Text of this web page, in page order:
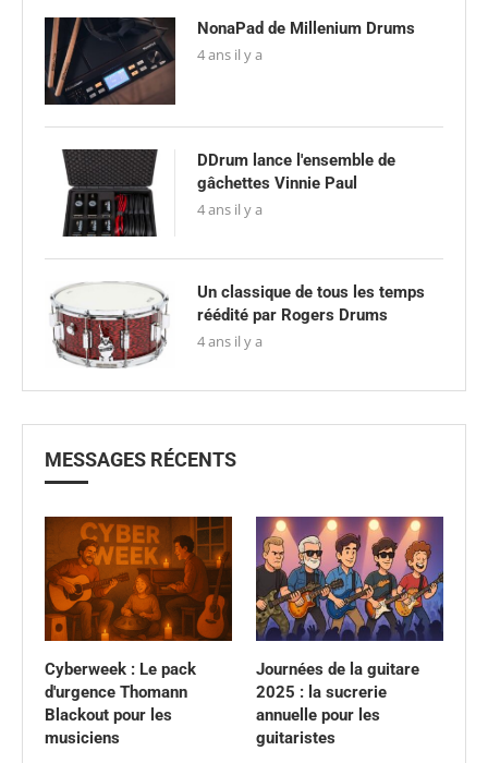
NonaPad de Millenium Drums
4 ans il y a
DDrum lance l'ensemble de
gâchettes Vinnie Paul
4 ans il y a
Un classique de tous les temps
réédité par Rogers Drums
4 ans il y a
MESSAGES RÉCENTS
Cyberweek : Le pack
d'urgence Thomann
Blackout pour les
musiciens
Journées de la guitare
2025 : la sucrerie
annuelle pour les
guitaristes